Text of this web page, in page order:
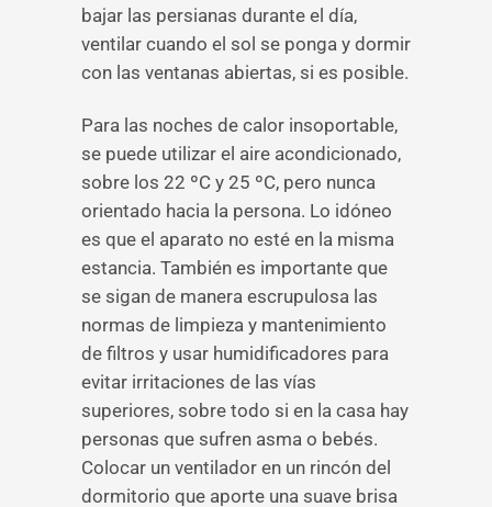
bajar las persianas durante el día,
ventilar cuando el sol se ponga y dormir
con las ventanas abiertas, si es posible.
Para las noches de calor insoportable,
se puede utilizar el aire acondicionado,
sobre los 22 ºC y 25 ºC, pero nunca
orientado hacia la persona. Lo idóneo
es que el aparato no esté en la misma
estancia. También es importante que
se sigan de manera escrupulosa las
normas de limpieza y mantenimiento
de filtros y usar humidificadores para
evitar irritaciones de las vías
superiores, sobre todo si en la casa hay
personas que sufren asma o bebés.
Colocar un ventilador en un rincón del
dormitorio que aporte una suave brisa